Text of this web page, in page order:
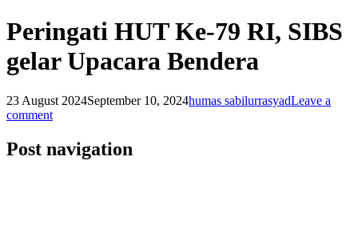
Peringati HUT Ke-79 RI, SIBS
gelar Upacara Bendera
23 August 2024September 10, 2024humas sabilurrasyadLeave a
comment
Post navigation